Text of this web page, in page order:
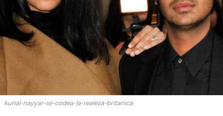
kunal-nayyar-se-codea-la-realeza-britanica